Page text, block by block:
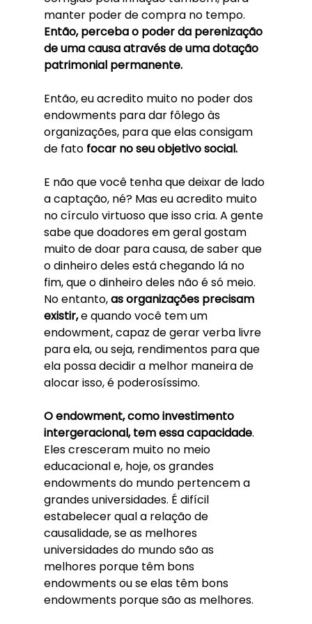
manter poder de compra no tempo.
Então, perceba o poder da perenização
de uma causa através de uma dotação
patrimonial permanente.
Então, eu acredito muito no poder dos
endowments para dar fôlego às
organizações, para que elas consigam
de fato focar no seu objetivo social.
E não que você tenha que deixar de lado
a captação, né? Mas eu acredito muito
no círculo virtuoso que isso cria. A gente
sabe que doadores em geral gostam
muito de doar para causa, de saber que
o dinheiro deles está chegando lá no
fim, que o dinheiro deles não é só meio.
No entanto, as organizações precisam
existir, e quando você tem um
endowment, capaz de gerar verba livre
para ela, ou seja, rendimentos para que
ela possa decidir a melhor maneira de
alocar isso, é poderosíssimo.
O endowment, como investimento
intergeracional, tem essa capacidade.
Eles cresceram muito no meio
educacional e, hoje, os grandes
endowments do mundo pertencem a
grandes universidades. É difícil
estabelecer qual a relação de
causalidade, se as melhores
universidades do mundo são as
melhores porque têm bons
endowments ou se elas têm bons
endowments porque são as melhores.